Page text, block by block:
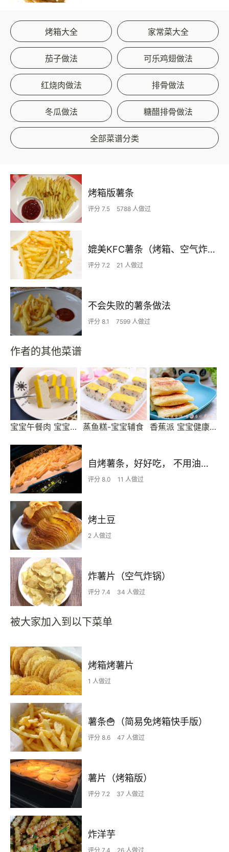
烤箱大全 家常菜大全
茄子做法 可乐鸡翅做法
红烧肉做法 排骨做法
冬瓜做法 糖醋排骨做法
全部菜谱分类
烤箱版薯条
评分 7.5 5788 人做过
媲美KFC薯条（烤箱、空气炸锅版）无需冷冻
评分 7.2 21 人做过
不会失败的薯条做法
评分 8.1 7599 人做过
作者的其他菜谱
宝宝午餐肉 宝宝健康食谱 蒸鱼糕-宝宝辅食 香蕉派 宝宝健康食谱
自烤薯条，好好吃， 不用油炸无负担
评分 8.0 11 人做过
烤土豆
2 人做过
炸薯片（空气炸锅）
评分 7.4 34 人做过
被大家加入到以下菜单
烤箱烤薯片
1 人做过
薯条🍟（简易免烤箱快手版）
评分 8.6 47 人做过
薯片（烤箱版）
评分 7.2 37 人做过
炸洋芋
评分 7.4 26 人做过